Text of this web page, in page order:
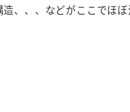
、、、などがここでほぼ